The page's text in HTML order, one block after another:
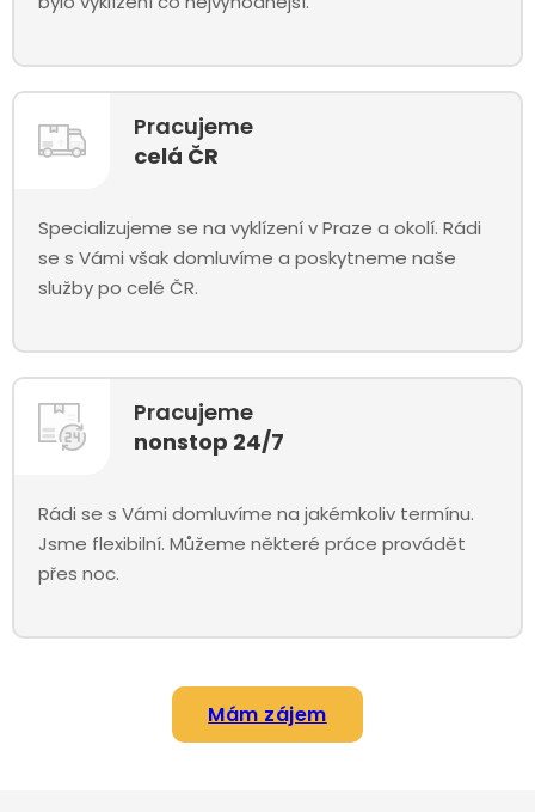
Pracujeme
celá ČR
Specializujeme se na vyklízení v Praze a okolí. Rádi
se s Vámi však domluvíme a poskytneme naše
služby po celé ČR.
Pracujeme
nonstop 24/7
Rádi se s Vámi domluvíme na jakémkoliv termínu.
Jsme flexibilní. Můžeme některé práce provádět
přes noc.
Mám zájem